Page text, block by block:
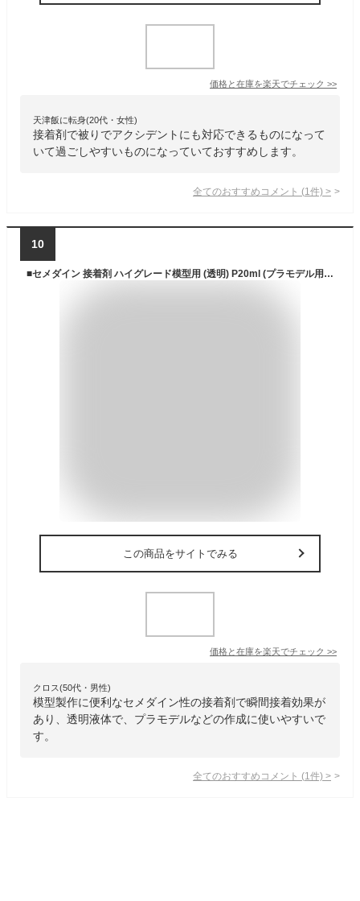
価格と在庫を楽天でチェック >>
天津飯に転身(20代・女性)
接着剤で被りでアクシデントにも対応できるものになって
いて過ごしやすいものになっていておすすめします。
全てのおすすめコメント (1 件) >
10
■セメダイン 接着剤 ハイグレード模型用 (透明) P20ml (プラモデル用)CA-089〔品番:CA089〕【7928599:0】[店頭受取不可]
この商品をサイトでみる
価格と在庫を楽天でチェック >>
クロス(50代・男性)
模型製作に便利なセメダイン性の接着剤で瞬間接着効果が
あり、透明液体で、プラモデルなどの作成に使いやすいで
す。
全てのおすすめコメント (1 件) >